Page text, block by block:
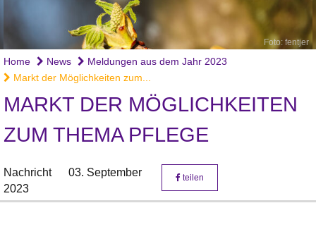
Foto: fentjer
Home News
Meldungen aus dem Jahr 2023
Markt der Möglichkeiten zum...
MARKT DER MÖGLICHKEITEN
ZUM THEMA PFLEGE
Nachricht
03. September
2023
teilen